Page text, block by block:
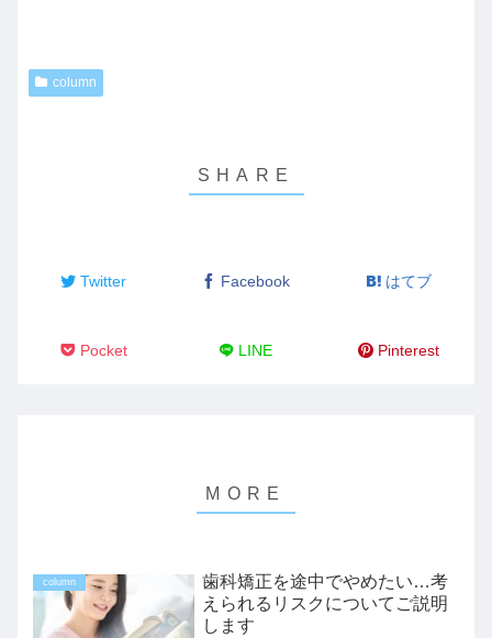
column
Twitter Facebook はてブ
Pocket LINE Pinterest
column
歯科矯正を途中でやめたい…考
えられるリスクについてご説明
します